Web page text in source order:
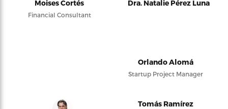
Moises Cortés
Financial Consultant
Dra. Natalie Pérez Luna
Orlando Alomá
Startup Project Manager
Tomás Ramírez